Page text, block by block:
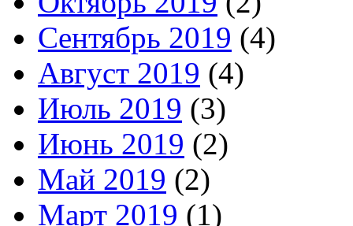
Сентябрь 2019 (4)
Август 2019 (4)
Июль 2019 (3)
Июнь 2019 (2)
Май 2019 (2)
Март 2019 (1)